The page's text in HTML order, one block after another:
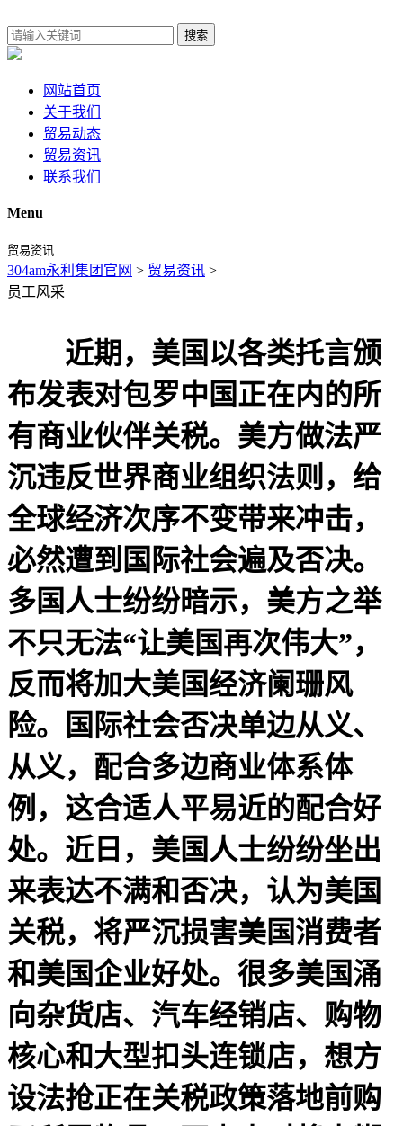
搜索
网站首页
关于我们
贸易动态
贸易资讯
联系我们
Menu
贸易资讯
304am永利集团官网 > 贸易资讯 >
员工风采
近期，美国以各类托言颁
布发表对包罗中国正在内的所
有商业伙伴关税。美方做法严
沉违反世界商业组织法则，给
全球经济次序不变带来冲击，
必然遭到国际社会遍及否决。
多国人士纷纷暗示，美方之举
不只无法“让美国再次伟大”，
反而将加大美国经济阑珊风
险。国际社会否决单边从义、
从义，配合多边商业体系体
例，这合适人平易近的配合好
处。近日，美国人士纷纷坐出
来表达不满和否决，认为美国
关税，将严沉损害美国消费者
和美国企业好处。很多美国涌
向杂货店、汽车经销店、购物
核心和大型扣头连锁店，想方
设法抢正在关税政策落地前购